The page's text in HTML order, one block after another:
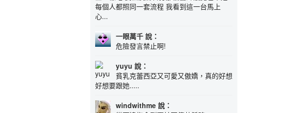
每個人都照同一套流程 我看到這一台馬上
心...
一眼萬千 說：
危險發言禁止啊!
yuyu 說：
貧乳克蕾西亞又可愛又傲嬌，真的好想
好想要跟她.....
windwithme 說：